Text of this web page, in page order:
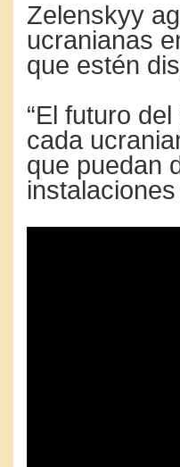
Zelenskyy
ucranianas
que estén
“El futuro
cada
que puedan